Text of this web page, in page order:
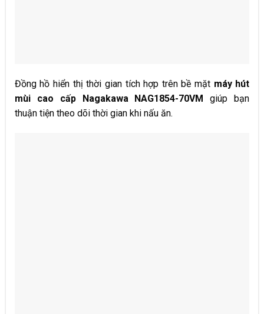
Đồng hồ hiển thị thời gian tích hợp trên bề mặt máy hút
mùi cao cấp Nagakawa NAG1854-70VM giúp bạn
thuận tiện theo dõi thời gian khi nấu ăn.